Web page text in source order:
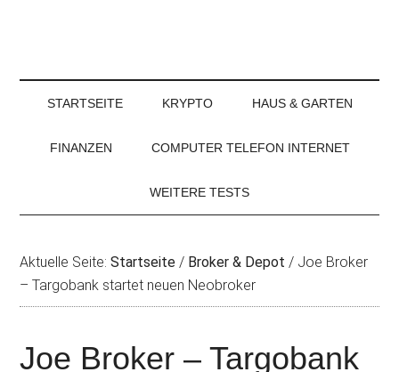
STARTSEITE KRYPTO HAUS & GARTEN
FINANZEN COMPUTER TELEFON INTERNET
WEITERE TESTS
Aktuelle Seite:Startseite / Broker & Depot / Joe Broker
– Targobank startet neuen Neobroker
Joe Broker – Targobank